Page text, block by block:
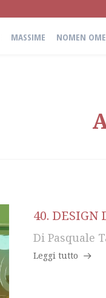
MASSIME NOMEN
40. DESIGN
DiPasquale
Leggi tutto